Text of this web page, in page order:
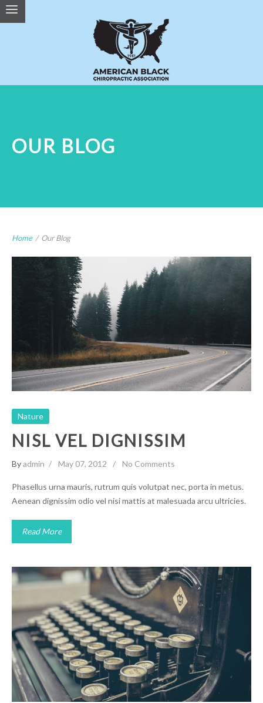
OUR BLOG
Home / Our Blog
Nisl Vel Dignissim
Nature
NISL VEL DIGNISSIM
Byadmin May 07, 2012 No Comments
Phasellus urna mauris, rutrum quis volutpat nec, porta in metus.
Aenean dignissim odio vel nisi mattis at malesuada arcu ultricies.
Read More
Diam Sed Egestas
Nature